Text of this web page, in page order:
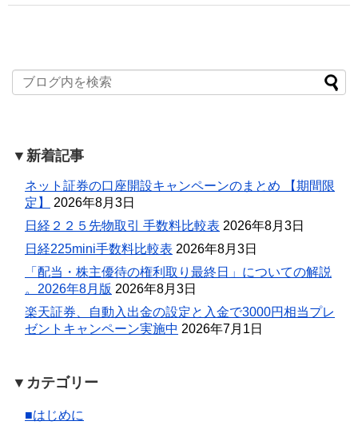
▼新着記事
ネット証券の口座開設キャンペーンのまとめ 【期間限
定】
2026年8月3日
日経２２５先物取引 手数料比較表 2026年8月3日
日経225mini手数料比較表 2026年8月3日
「配当・株主優待の権利取り最終日」についての解説
。2026年8月版 2026年8月3日
楽天証券、自動入出金の設定と入金で3000円相当プレ
ゼントキャンペーン実施中 2026年7月1日
▼カテゴリー
■はじめに